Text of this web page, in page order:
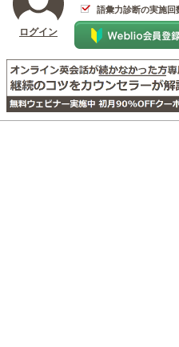
ログイン
語彙力診断の実施回